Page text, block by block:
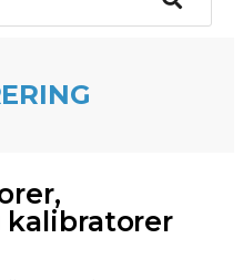
kalibratorer